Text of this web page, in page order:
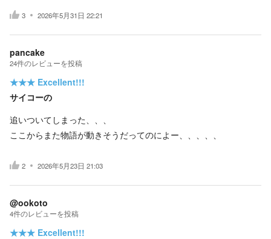
3 2026年5月31日 22:21
pancake
24件のレビューを投稿
★★★ Excellent!!!
サイコーの
追いついてしまった、、、
ここからまた物語が動きそうだってのによー、、、、、
2 2026年5月23日 21:03
@ookoto
4件のレビューを投稿
★★★ Excellent!!!